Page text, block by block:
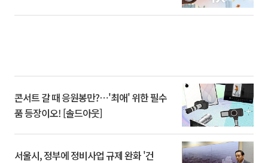
콘서트 갈 때 응원봉만?⋯'최애' 위한 필수
품 등장이오! [솔드아웃]
서울시, 정부에 정비사업 규제 완화 '건